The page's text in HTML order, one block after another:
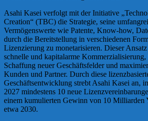
Asahi Kasei verfolgt mit der Initiative
Creation“ (TBC) die Strategie, seine
Vermögenswerte wie Patente, Know-how,
durch die Bereitstellung in verschiedenen
Lizenzierung zu monetarisieren. Dieser
schnelle und kapitalarme
Schaffung neuer Geschäftsfelder und
Kunden und Partner. Durch diese
Geschäftsentwicklung strebt Asahi Kasei an,
2027 mindestens 10 neue
einem kumulierten Gewinn von 10 Milliarden
etwa 2030.